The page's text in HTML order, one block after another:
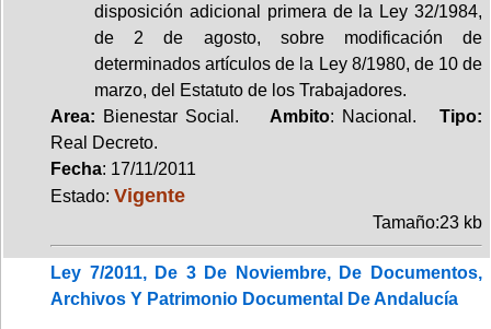
disposición adicional primera de la Ley 32/1984,
de 2 de agosto, sobre modificación de
determinados artículos de la Ley 8/1980, de 10 de
marzo, del Estatuto de los Trabajadores.
Area: Bienestar Social. Ambito: Nacional. Tipo:
Real Decreto.
Fecha: 17/11/2011
Estado: Vigente
Tamaño:23 kb
Ley 7/2011, De 3 De Noviembre, De Documentos,
Archivos Y Patrimonio Documental De Andalucía